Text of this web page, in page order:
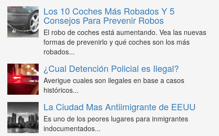
Los 10 Coches Más Robados Y 5
Consejos Para Prevenir Robos
El robo de coches está aumentando. Vea las nuevas
formas de prevenirlo y qué coches son los más
robados...
¿Cual Detención Policial es Ilegal?
Averigue cuales son ilegales en base a casos
históricos...
La Ciudad Mas Antiimigrante de EEUU
Es uno de los peores lugares para inmigrantes
indocumentados...